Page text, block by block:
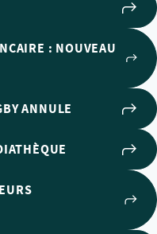
: NOUVEAU
ANNULE